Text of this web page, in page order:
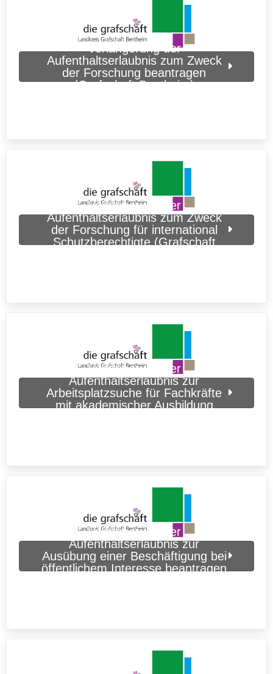
Verlängerung der
Aufenthaltserlaubnis zum Zweck
der Forschung beantragen
(Grafschaft Bentheim)
Verlängerung der
Aufenthaltserlaubnis zum Zweck
der Forschung für international
Schutzberechtigte (Grafschaft
Verlängerung der
Aufenthaltserlaubnis zur
Arbeitsplatzsuche für Fachkräfte
mit akademischer Ausbildung
Verlängerung der
Aufenthaltserlaubnis zur
Ausübung einer Beschäftigung bei
öffentlichem Interesse beantragen